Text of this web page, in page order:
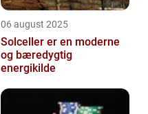
06 august 2025
Solceller er en moderne
og bæredygtig
energikilde